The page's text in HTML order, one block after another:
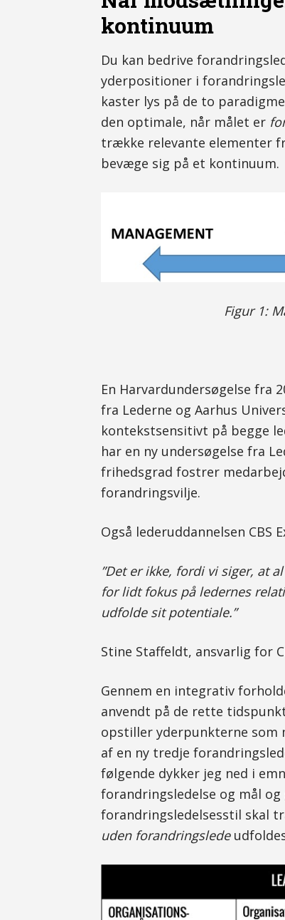
kontinuum
Du kan bedrive
yderpositioner i
kaster lys på de to
den optimale, når målet er
trække relevante elementer
bevæge sig på et kontinuum.
Figur 1:
En Harvardundersøgelse fra
fra Lederne og Aarhus
kontekstsensitivt på begge
har en ny undersøgelse fra
frihedsgrad fostrer
forandringsvilje.
Også lederuddannelsen
”Det er ikke, fordi vi siger, at
for lidt fokus på ledernes
udfolde sit potentiale.”
Stine Staffeldt, ansvarlig for
Gennem en integrativ
anvendt på de rette
opstiller yderpunkterne
af en ny tredje
følgende dykker jeg ned i
forandringsledelse og mål
forandringsledelsesstil skal
uden forandringslede